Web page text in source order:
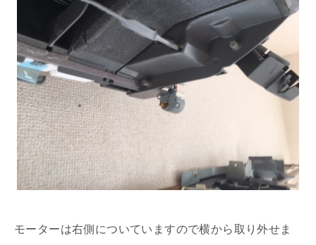
モーターは右側についていますので横から取り外せま